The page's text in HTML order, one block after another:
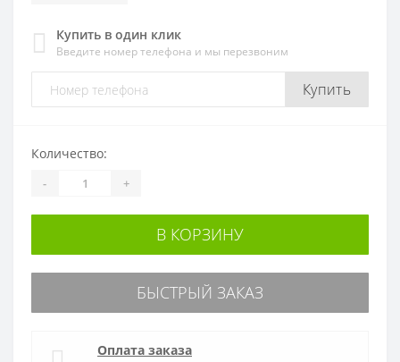
Купить в один клик
Введите номер телефона и мы перезвоним
Купить
Количество:
- +
В КОРЗИНУ
БЫСТРЫЙ ЗАКАЗ
Оплата заказа